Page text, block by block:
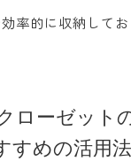
率的に収納してお
ローゼット
すめの活用